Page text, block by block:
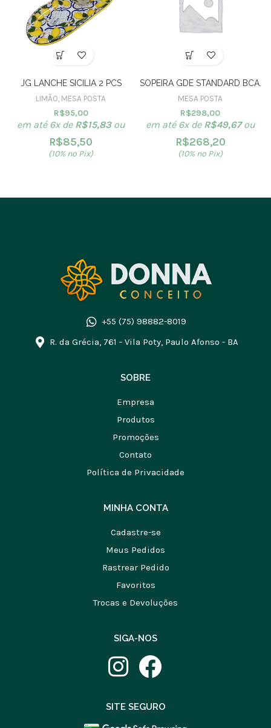
JG LANCHE SICILIA 2 PCS
LIMÃO, MESA POSTA
R$95,00
em até 6x de R$15,83ou
R$85,50
(10% no Pix)
SOPEIRA GDE STANDARD BCA.
MESA POSTA
R$298,00
em até 6x de R$49,67ou
R$268,20
(10% no Pix)
+55 (75) 98882-8019
R. da Grécia, 761 - Vila Poty, Paulo Afonso - BA
SOBRE
Empresa
Produtos
Promoções
Contato
Política de Privacidade
MINHA CONTA
Cadastre-se
Meus Pedidos
Rastrear Pedido
Favoritos
Trocas e Devoluções
SIGA-NOS
SITE SEGURO